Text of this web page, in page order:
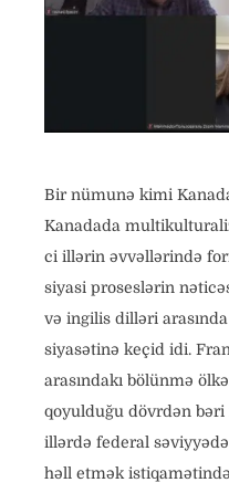
Bir nümunə kimi
Kanadada
ci illərin əvvəllərində
siyasi proseslərin
və ingilis dilləri
siyasətinə keçid idi.
arasındakı bölünmə
qoyulduğu dövrdən bəri
illərdə federal
həll etmək